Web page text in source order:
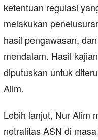
ketentuan regulasi
melakukan
hasil pengawasan,
mendalam. Hasil
diputuskan untuk
Alim.
Lebih lanjut, Nur Alim
netralitas ASN di